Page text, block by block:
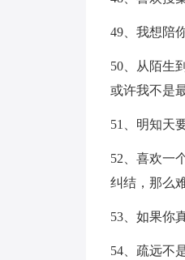
49、我想陪
50、从陌生
或许我不是
51、明知天
52、喜欢一
纠结，那么
53、如果你
54、疏远不